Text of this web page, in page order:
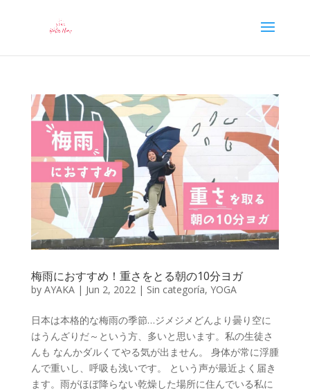
梅雨におすすめ！重さをとる朝の10分ヨガ
by AYAKA| Jun 2, 2022| Sin categoría, YOGA
日本は本格的な梅雨の季節…ジメジメどんより曇り空に
はうんざりだ～という方、多いと思います。私の生徒さ
んも なんかダルくてやる気が出ません。 身体が常に浮腫
んで重いし、呼吸も浅いです。 という声が最近よく届き
ます。雨がほぼ降らない乾燥した場所に住んでいる私に